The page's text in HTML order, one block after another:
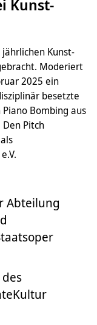
Kunst-
Kunst-
Moderiert
2025 ein
besetzte
Bombing aus
Pitch
als
Abteilung